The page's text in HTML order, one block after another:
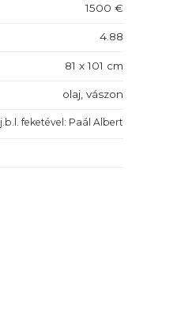
1500 €
4.88
81 x 101 cm
olaj, vászon
j.b.l. feketével: Paál Albert